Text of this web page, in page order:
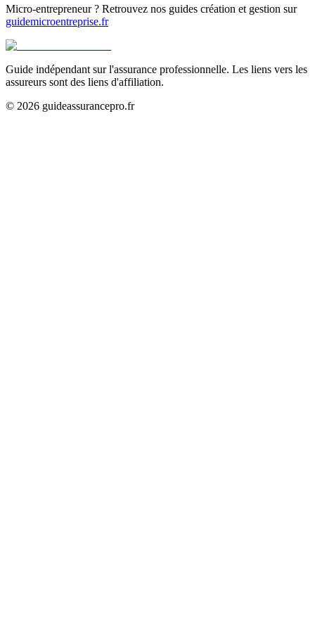
Micro-entrepreneur ? Retrouvez nos guides création et gestion sur
guidemicroentreprise.fr
Guide indépendant sur l'assurance professionnelle. Les liens vers les
assureurs sont des liens d'affiliation.
© 2026 guideassurancepro.fr